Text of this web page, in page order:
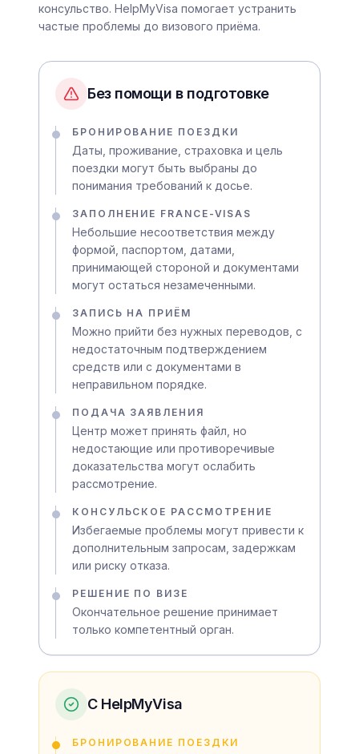
консульство. HelpMyVisa помогает устранить
частые проблемы до визового приёма.
Без помощи в подготовке
БРОНИРОВАНИЕ ПОЕЗДКИ
Даты, проживание, страховка и цель
поездки могут быть выбраны до
понимания требований к досье.
ЗАПОЛНЕНИЕ FRANCE-VISAS
Небольшие несоответствия между
формой, паспортом, датами,
принимающей стороной и документами
могут остаться незамеченными.
ЗАПИСЬ НА ПРИЁМ
Можно прийти без нужных переводов, с
недостаточным подтверждением
средств или с документами в
неправильном порядке.
ПОДАЧА ЗАЯВЛЕНИЯ
Центр может принять файл, но
недостающие или противоречивые
доказательства могут ослабить
рассмотрение.
КОНСУЛЬСКОЕ РАССМОТРЕНИЕ
Избегаемые проблемы могут привести к
дополнительным запросам, задержкам
или риску отказа.
РЕШЕНИЕ ПО ВИЗЕ
Окончательное решение принимает
только компетентный орган.
С HelpMyVisa
БРОНИРОВАНИЕ ПОЕЗДКИ